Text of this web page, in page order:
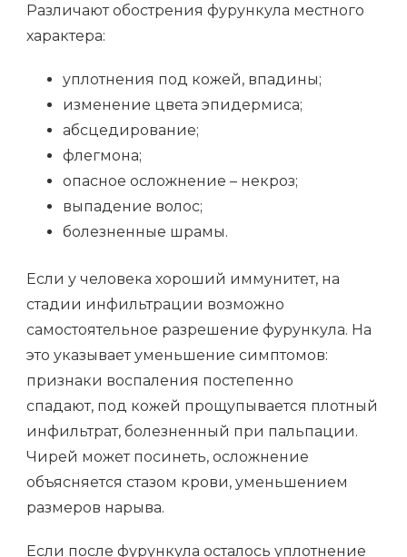
Различают обострения фурункула местного
характера:
уплотнения под кожей, впадины;
изменение цвета эпидермиса;
абсцедирование;
флегмона;
опасное осложнение – некроз;
выпадение волос;
болезненные шрамы.
Если у человека хороший иммунитет, на
стадии инфильтрации возможно
самостоятельное разрешение фурункула. На
это указывает уменьшение симптомов:
признаки воспаления постепенно
спадают, под кожей прощупывается плотный
инфильтрат, болезненный при пальпации.
Чирей может посинеть, осложнение
объясняется стазом крови, уменьшением
размеров нарыва.
Если после фурункула осталось уплотнение